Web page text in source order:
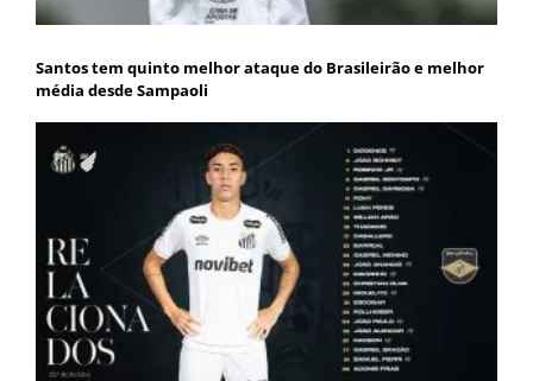
Santos tem quinto melhor ataque do Brasileirão e melhor
média desde Sampaoli